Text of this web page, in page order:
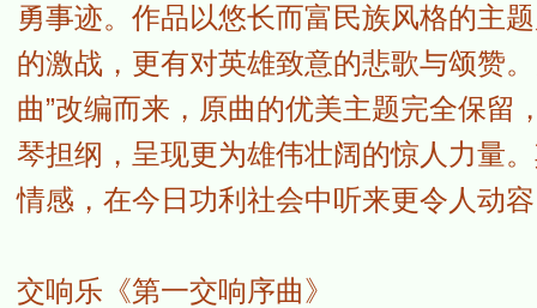
勇事迹。作品以悠长而富民族风格的主
的激战，更有对英雄致意的悲歌与颂赞
曲”改编而来，原曲的优美主题完全保留
琴担纲，呈现更为雄伟壮阔的惊人力量
情感，在今日功利社会中听来更令人动
交响乐《第一交响序曲》